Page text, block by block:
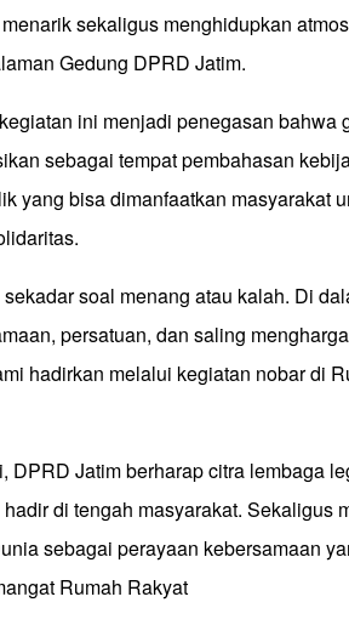
sekaligus menghidupkan
Gedung DPRD Jatim.
ini menjadi penegasan bahwa
sebagai tempat pembahasan
yang bisa dimanfaatkan masyarakat
soal menang atau kalah. Di
persatuan, dan saling
hadirkan melalui kegiatan nobar di
DPRD Jatim berharap citra lembaga
di tengah masyarakat. Sekaligus
sebagai perayaan kebersamaan
Rumah Rakyat